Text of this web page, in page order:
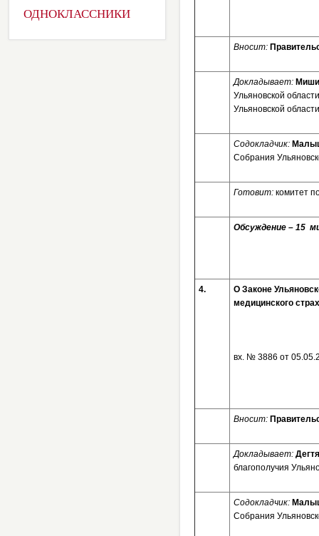
ОДНОКЛАССНИКИ
Вносит:
Докладывает:
Ульяновской
Ульяновской области
Содокладчик:
Собрания
Готовит: комитет
Обсуждение – 15
4.
О Законе
медицинского
вх. №
Вносит:
Докладывает:
благополучия
Содокладчик:
Собрания